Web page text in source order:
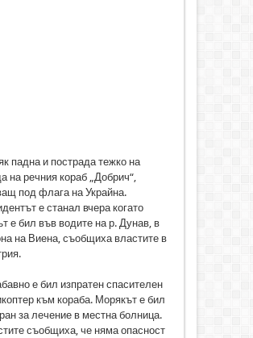
падна и пострада тежко на
на речния кораб „Добрич“,
под флага на Украйна.
е станал вчера когато
е бил във водите на р. Дунав, в
на Виена, съобщиха властите в
е бил изпратен спасителен
към кораба. Морякът е бил
за лечение в местна болница.
съобщиха, че няма опасност